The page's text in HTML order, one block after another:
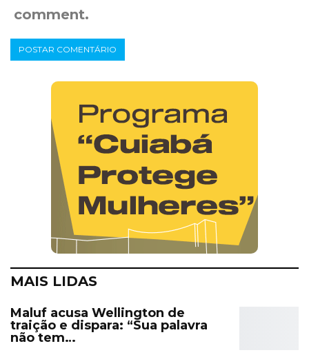
comment.
MAIS LIDAS
Maluf acusa Wellington de
traição e dispara: “Sua palavra
não tem…